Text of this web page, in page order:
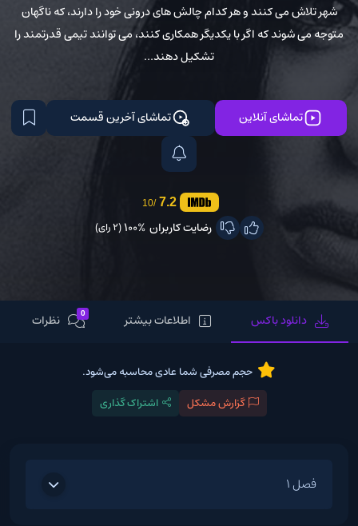
شهر تلاش می کنند و هر کدام چالش های درونی خود را دارند، که ناگهان
متوجه می شوند که اگر با یکدیگر همکاری کنند، می توانند تیمی قدرتمند را
تشکیل دهند...
تماشای آنلاین تماشای آخرین قسمت
7.2
/10
رضایت کاربران 100% (2 رای)
دانلود باکس اطلاعات بیشتر 0 نظرات
حجم مصرفی شما عادی محاسبه می‌شود.
گزارش مشکل
اشتراک گذاری
فصل 1